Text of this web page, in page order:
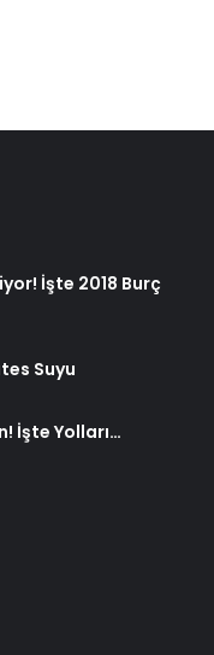
İşte 2018 Burç
Suyu
İşte Yolları…